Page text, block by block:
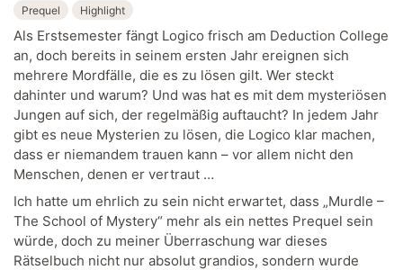
Prequel
Highlight
Als Erstsemester fängt Logico frisch am Deduction College
an, doch bereits in seinem ersten Jahr ereignen sich
mehrere Mordfälle, die es zu lösen gilt. Wer steckt
dahinter und warum? Und was hat es mit dem mysteriösen
Jungen auf sich, der regelmäßig auftaucht? In jedem Jahr
gibt es neue Mysterien zu lösen, die Logico klar machen,
dass er niemandem trauen kann – vor allem nicht den
Menschen, denen er vertraut …
Ich hatte um ehrlich zu sein nicht erwartet, dass „Murdle –
The School of Mystery“ mehr als ein nettes Prequel sein
würde, doch zu meiner Überraschung war dieses
Rätselbuch nicht nur absolut grandios, sondern wurde